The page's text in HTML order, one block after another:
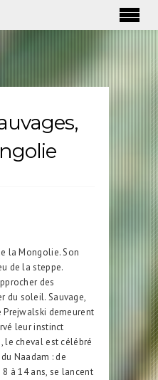
la Mongolie. Son
de la steppe.
des
du soleil. Sauvage,
Prejwalski demeurent
leur instinct
le cheval est célébré
Naadam : de
à 14 ans, se lancent